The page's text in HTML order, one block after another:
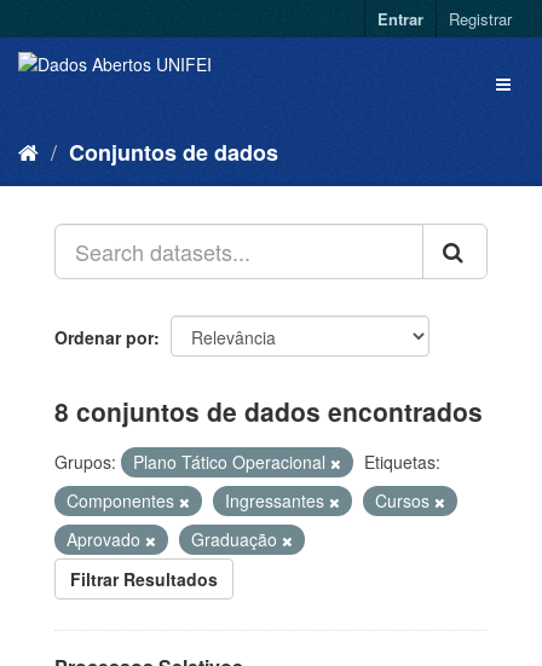
Entrar Registrar
Conjuntos de dados
Ordenar por
8 conjuntos de dados encontrados
Grupos: Plano Tático Operacional
Etiquetas:
Componentes
Ingressantes
Cursos
Aprovado
Graduação
Filtrar Resultados